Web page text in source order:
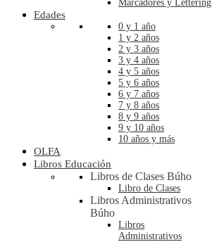
Marcadores y Lettering
Edades
0 y 1 año
1 y 2 años
2 y 3 años
3 y 4 años
4 y 5 años
5 y 6 años
6 y 7 años
7 y 8 años
8 y 9 años
9 y 10 años
10 años y más
OLFA
Libros Educación
Libros de Clases Búho
Libro de Clases
Libros Administrativos
Búho
Libros
Administrativos